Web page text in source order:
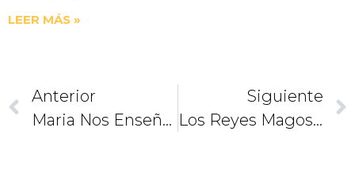
LEER MÁS »
Anterior
Maria Nos Enseña A Acoger Con El Corazón Al Señor
Siguiente
Los Reyes Magos Y La Estrella De Belén